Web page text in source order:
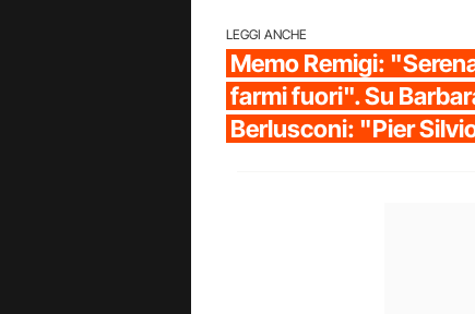
LEGGI ANCHE
Memo Remigi:
farmi fuori". Su
Berlusconi: "Pier